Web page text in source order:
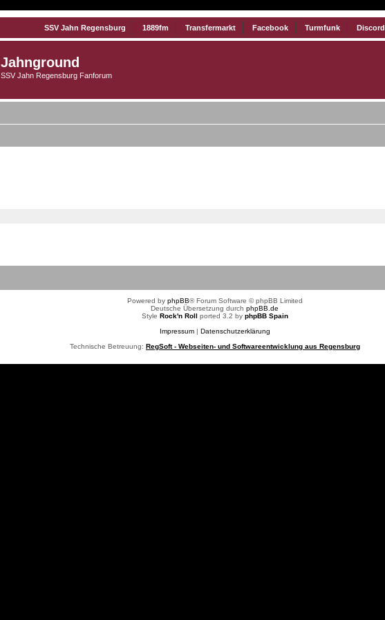
SSV Jahn Regensburg 1889fm Transfermarkt Facebook Turmfunk Discord
Jahnground
SSV Jahn Regensburg Fanforum
Powered by phpBB® Forum Software © phpBB Limited
Deutsche Übersetzung durchphpBB.de
Style Rock'n Roll ported 3.2 by phpBB Spain
Impressum| Datenschutzerklärung
Technische Betreuung: RegSoft - Webseiten- und Softwareentwicklung aus Regensburg